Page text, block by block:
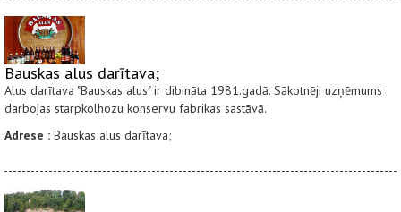
Bauskas alus darītava;
Alus darītava "Bauskas alus" ir dibināta 1981.gadā. Sākotnēji uzņēmums
darbojas starpkolhozu konservu fabrikas sastāvā.
Adrese : Bauskas alus darītava;